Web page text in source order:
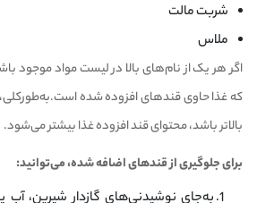
شربت مالت
ملاس
اگر هر یک از نام‌های بالا در لیست مواد موجود
که غذا حاوی قندهای افزوده شده
بالاتر باشد، محتوای قند افزوده غذا بیشتر می‌شود.
برای جلوگیری از قندهای اضافه شده، می‌توانید: